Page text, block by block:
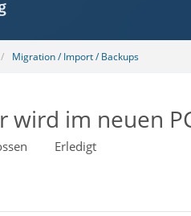
Migration / Import / Backups
im neuen
Erledigt